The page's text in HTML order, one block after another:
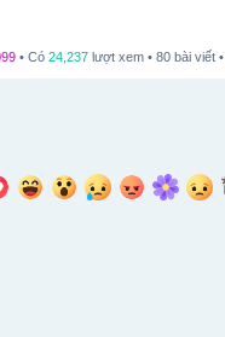
• Có 24,237 lượt xem • 80 bài viết •